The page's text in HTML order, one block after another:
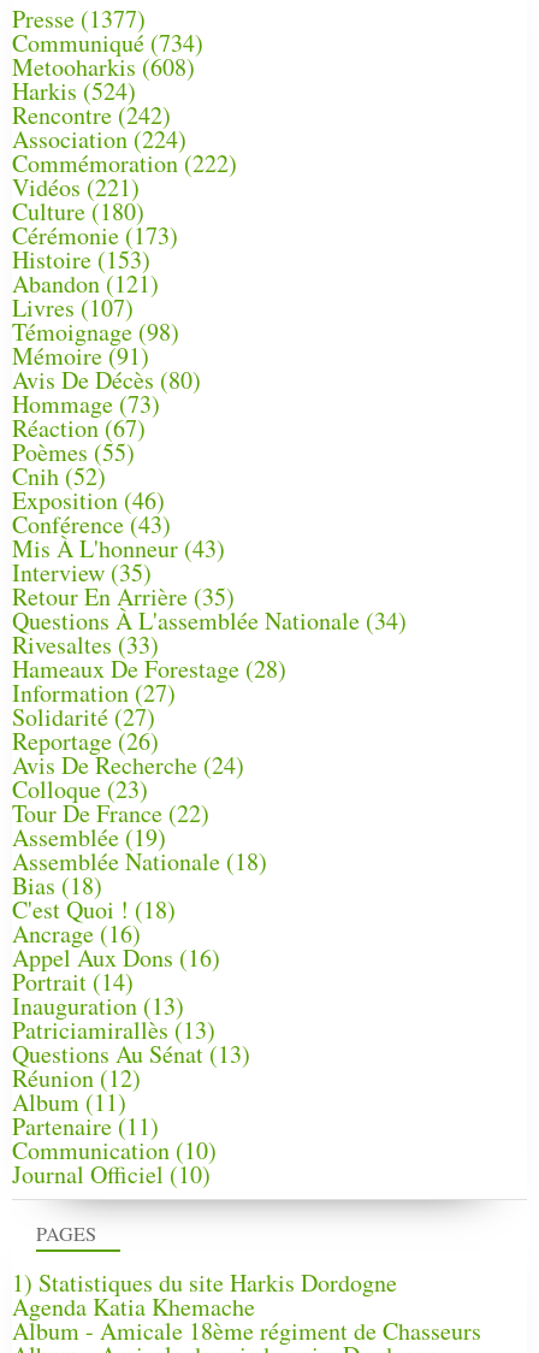
PAGES
1) Statistiques du site Harkis Dordogne
Agenda Katia Khemache
Album - Amicale 18ème régiment de Chasseurs
Presse (1377)
Communiqué (734)
Metooharkis (608)
Harkis (524)
Rencontre (242)
Association (224)
Commémoration(222)
Vidéos (221)
Culture(180)
Cérémonie (173)
Histoire (153)
Abandon(121)
Livres (107)
Témoignage (98)
Mémoire (91)
Avis De Décès (80)
Hommage (73)
Réaction(67)
Poèmes (55)
Cnih (52)
Exposition (46)
Conférence(43)
Mis À L'honneur (43)
Interview (35)
Retour En Arrière (35)
Questions À L'assemblée Nationale (34)
Rivesaltes (33)
Hameaux De Forestage (28)
Information (27)
Solidarité (27)
Reportage(26)
Avis De Recherche (24)
Colloque (23)
Tour De France (22)
Assemblée (19)
Assemblée Nationale (18)
Bias (18)
C'est Quoi ! (18)
Ancrage (16)
Appel Aux Dons (16)
Portrait (14)
Inauguration (13)
Patriciamirallès (13)
Questions Au Sénat(13)
Réunion (12)
Album (11)
Partenaire(11)
Communication (10)
Journal Officiel (10)